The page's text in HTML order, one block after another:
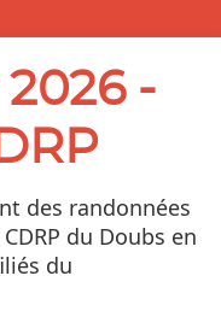
-
des randonnées
du Doubs en
du